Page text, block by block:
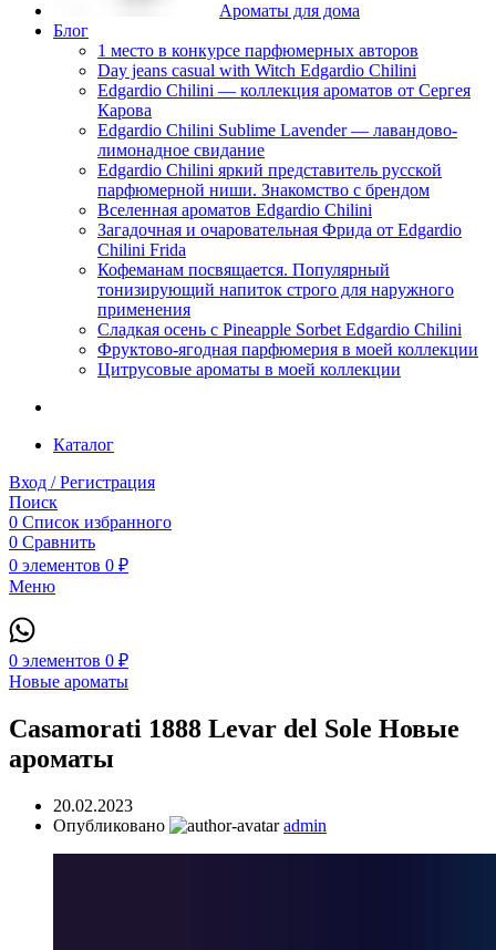
Ароматы для дома
Блог
1 место в конкурсе парфюмерных авторов
Day jeans casual with Witch Edgardio Chilini
Edgardio Chilini — коллекция ароматов от Сергея
Карова
Edgardio Chilini Sublime Lavender — лавандово-
лимонадное свидание
Edgardio Chilini яркий представитель русской
парфюмерной ниши. Знакомство с брендом
Вселенная ароматов Edgardio Chilini
Загадочная и очаровательная Фрида от Edgardio
Chilini Frida
Кофеманам посвящается. Популярный
тонизирующий напиток строго для наружного
применения
Сладкая осень с Pineapple Sorbet Edgardio Chilini
Фруктово-ягодная парфюмерия в моей коллекции
​Цитрусовые ароматы в моей коллекции
Каталог
Вход / Регистрация
Поиск
0 Список избранного
0 Сравнить
0 элементов 0 ₽
Меню
0 элементов 0 ₽
Новые ароматы
Casamorati 1888 Levar del Sole Новые
ароматы
20.02.2023
Опубликовано
admin